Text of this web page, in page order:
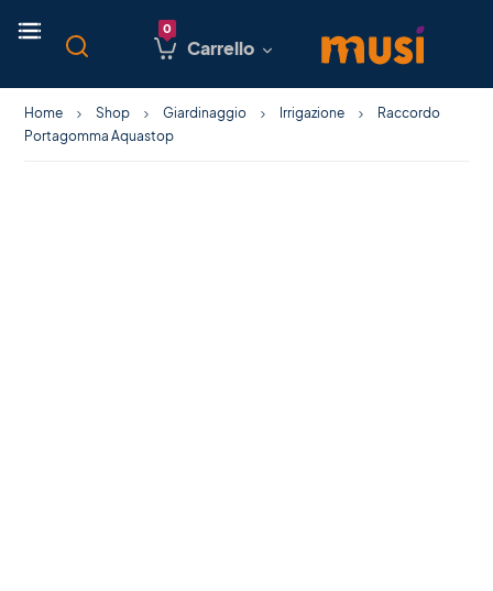
Carrello
Home Shop Giardinaggio Irrigazione
Raccordo
Portagomma Aquastop